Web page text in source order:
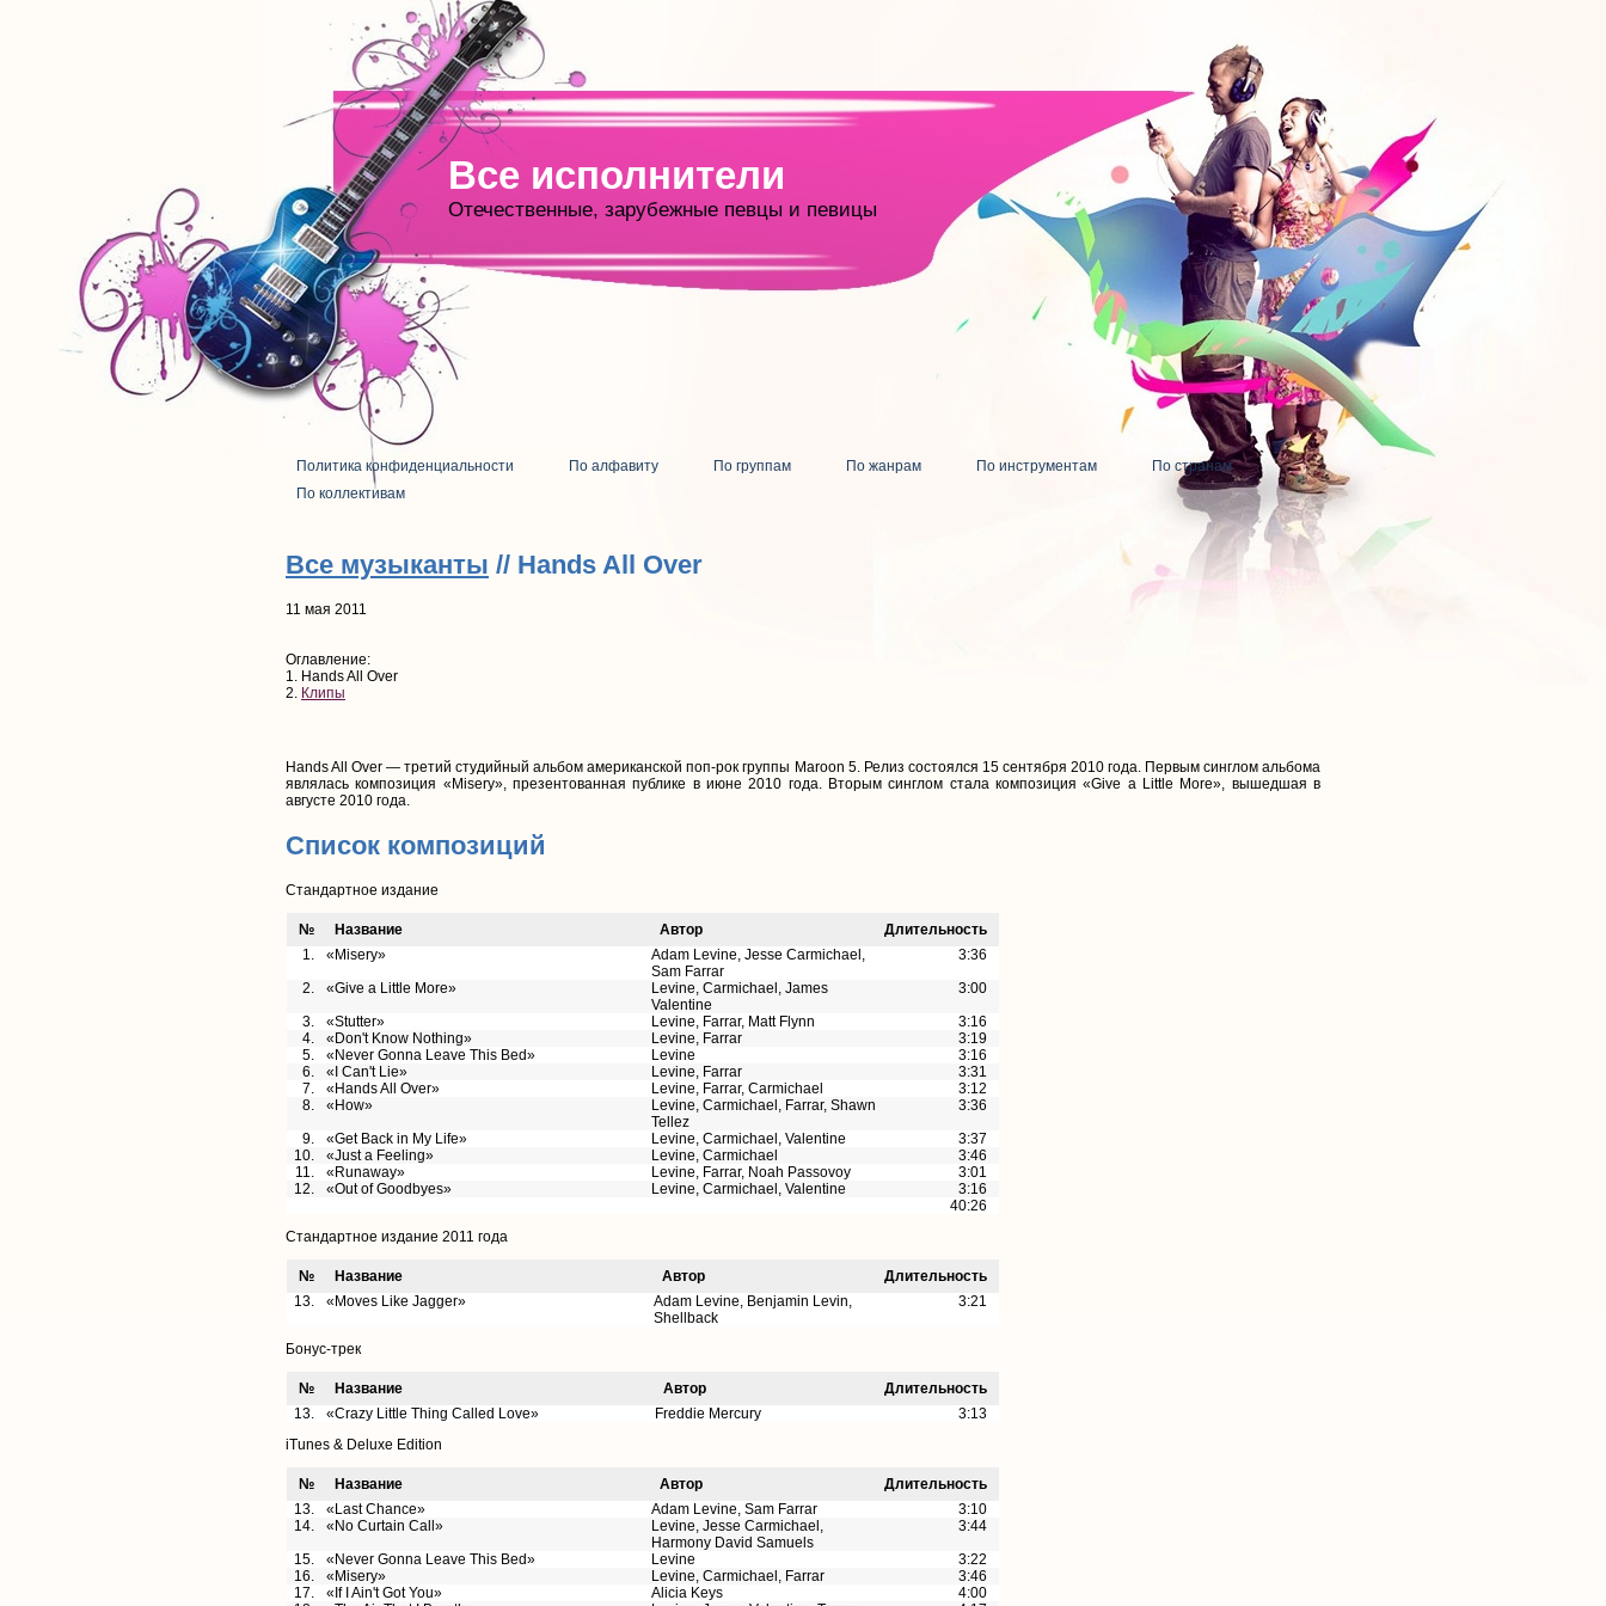
Все исполнители
Отечественные, зарубежные певцы и певицы
Политика конфиденциальности По алфавиту По группам По жанрам По инструментам
По странам
По коллективам
Все музыканты // Hands All Over
11 мая 2011
Оглавление:
1. Hands All Over
2. Клипы
Hands All Over — третий студийный альбом американской поп-рок группы Maroon 5. Релиз состоялся 15 сентября 2010 года. Первым синглом альбома
являлась композиция «Misery», презентованная публике в июне 2010 года. Вторым синглом стала композиция «Give a Little More», вышедшая в
августе 2010 года.
Список композиций
Стандартное издание
№ Название Автор
Длительность
1.
«Misery»
Adam Levine, Jesse Carmichael,
Sam Farrar
3:36
2.
«Give a Little More»
Levine, Carmichael, James
Valentine
3:00
3.
«Stutter» Levine, Farrar, Matt Flynn
3:16
4.
«Don't Know Nothing» Levine, Farrar
3:19
5.
«Never Gonna Leave This Bed» Levine
3:16
6.
«I Can't Lie» Levine, Farrar
3:31
7.
«Hands All Over» Levine, Farrar, Carmichael
3:12
8.
«How»
Levine, Carmichael, Farrar, Shawn
Tellez
3:36
9.
«Get Back in My Life» Levine, Carmichael, Valentine
3:37
10.
«Just a Feeling» Levine, Carmichael
3:46
11.
«Runaway» Levine, Farrar, Noah Passovoy
3:01
12.
«Out of Goodbyes» Levine, Carmichael, Valentine
3:16
40:26
Стандартное издание 2011 года
№ Название Автор
Длительность
13.
«Moves Like Jagger»
Adam Levine, Benjamin Levin,
Shellback
3:21
Бонус-трек
№ Название Автор
Длительность
13.
«Crazy Little Thing Called Love» Freddie Mercury
3:13
iTunes & Deluxe Edition
№ Название Автор
Длительность
13.
«Last Chance» Adam Levine, Sam Farrar
3:10
14.
«No Curtain Call»
Levine, Jesse Carmichael,
Harmony David Samuels
3:44
15.
«Never Gonna Leave This Bed» Levine
3:22
16.
«Misery» Levine, Carmichael, Farrar
3:46
17.
«If I Ain't Got You» Alicia Keys
4:00